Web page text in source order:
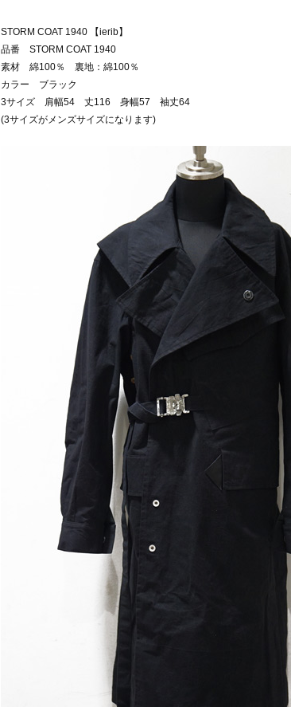
STORM COAT 1940 【ierib】
品番 STORM COAT 1940
素材 綿100％ 裏地：綿100％
カラー ブラック
3サイズ 肩幅54 丈116 身幅57 袖丈64
(3サイズがメンズサイズになります)